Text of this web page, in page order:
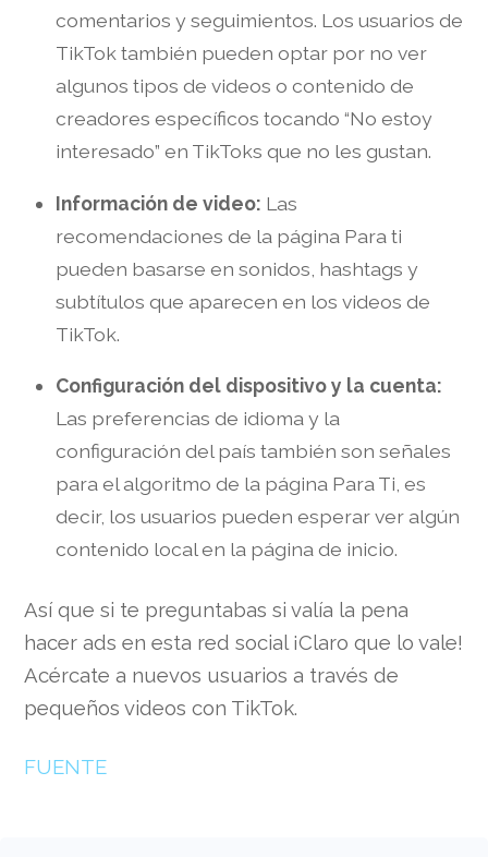
comentarios y seguimientos. Los usuarios de
TikTok también pueden optar por no ver
algunos tipos de videos o contenido de
creadores específicos tocando “No estoy
interesado” en TikToks que no les gustan.
Información de video: Las
recomendaciones de la página Para ti
pueden basarse en sonidos, hashtags y
subtítulos que aparecen en los videos de
TikTok.
Configuración del dispositivo y la cuenta:
Las preferencias de idioma y la
configuración del país también son señales
para el algoritmo de la página Para Ti, es
decir, los usuarios pueden esperar ver algún
contenido local en la página de inicio.
Así que si te preguntabas si valía la pena
hacer ads en esta red social ¡Claro que lo vale!
Acércate a nuevos usuarios a través de
pequeños videos con TikTok.
FUENTE